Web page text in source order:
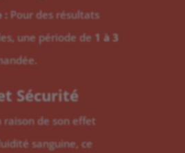
: Pour des résultats
une période de 1 à 3
Sécurité
raison de son effet
sanguine, ce